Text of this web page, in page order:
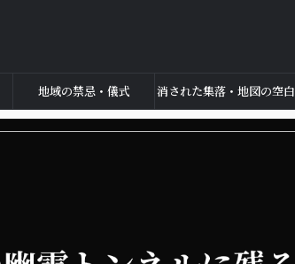
地域の禁忌・儀式 消された集落・地図の空白